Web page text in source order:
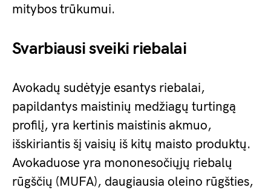
mitybos trūkumui.
Svarbiausi sveiki riebalai
Avokadų sudėtyje esantys riebalai,
papildantys maistinių medžiagų turtingą
profilį, yra kertinis maistinis akmuo,
išskiriantis šį vaisių iš kitų maisto produktų.
Avokaduose yra mononesočiųjų riebalų
rūgščių (MUFA), daugiausia oleino rūgšties,